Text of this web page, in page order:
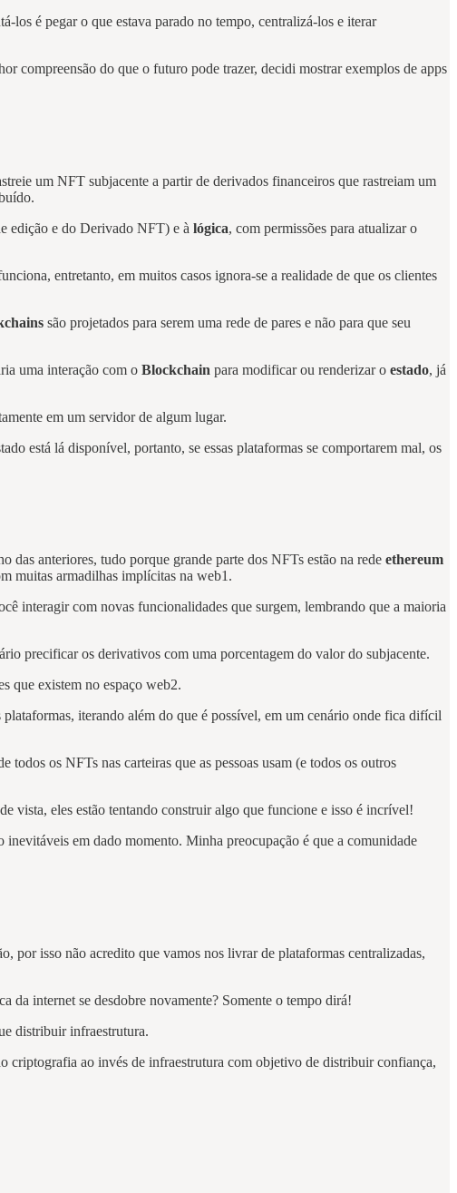
los é pegar o que estava parado no tempo, centralizá-los e iterar
compreensão do que o futuro pode trazer, decidi mostrar exemplos de apps
um NFT subjacente a partir de derivados financeiros que rastreiam um
edição e do Derivado NFT) e à lógica, com permissões para atualizar o
entretanto, em muitos casos ignora-se a realidade de que os clientes
são projetados para serem uma rede de pares e não para que seu
uma interação com o Blockchain para modificar ou renderizar o estado, já
em um servidor de algum lugar.
está lá disponível, portanto, se essas plataformas se comportarem mal, os
das anteriores, tudo porque grande parte dos NFTs estão na rede ethereum
muitas armadilhas implícitas na web1.
interagir com novas funcionalidades que surgem, lembrando que a maioria
precificar os derivativos com uma porcentagem do valor do subjacente.
que existem no espaço web2.
iterando além do que é possível, em um cenário onde fica difícil
todos os NFTs nas carteiras que as pessoas usam (e todos os outros
vista, eles estão tentando construir algo que funcione e isso é incrível!
inevitáveis em dado momento. Minha preocupação é que a comunidade
por isso não acredito que vamos nos livrar de plataformas centralizadas,
da internet se desdobre novamente? Somente o tempo dirá!
distribuir infraestrutura.
criptografia ao invés de infraestrutura com objetivo de distribuir confiança,